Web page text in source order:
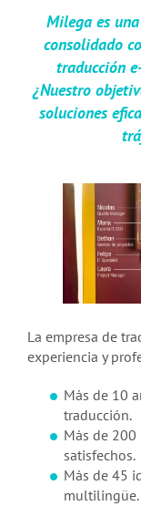
Milega es
consolidado
traducción
¿Nuestro
soluciones
La empresa de
experiencia y
Más de 10
traducción.
Más de
satisfechos.
Más de 45
multilingüe.